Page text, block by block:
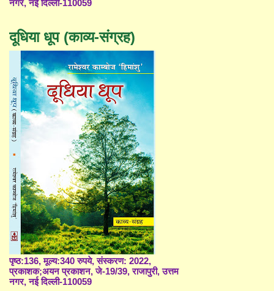
नगर, नई दिल्ली-110059
दूधिया धूप (काव्य-संग्रह)
पृष्ठ:136, मूल्य:340 रुपये, संस्करण: 2022,
प्रकाशक;अयन प्रकाशन, जे-19/39, राजापुरी, उत्तम
नगर, नई दिल्ली-110059